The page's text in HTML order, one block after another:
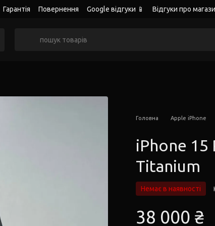
Гарантія Повернення Google відгуки 📱
Відгуки про
Головна Apple iPhone
iPhone 15
Titanium
Немає в наявності
38 000 ₴